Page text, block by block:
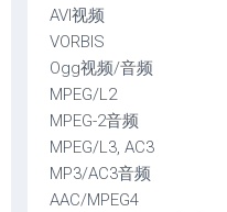
AVI视频
VORBIS
Ogg视频/音频
MPEG/L2
MPEG-2音频
MPEG/L3, AC3
MP3/AC3音频
AAC/MPEG4